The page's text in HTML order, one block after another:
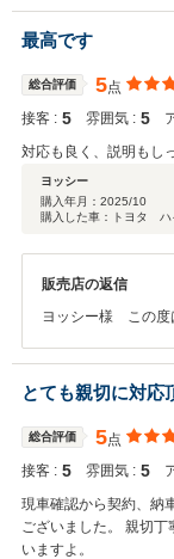
とで何かお困りの
しくお願いいたしま
最高です
総合評価 5点
接客 : 5 雰囲気 : 5
対応も良く、説明もし
ヨッシー
購入年月： 2025/10
購入した車：トヨタ
販売店の返信
ヨッシー様 この度
とで何かお困りの
しくお願いいたしま
とても親切に対応
総合評価 5点
接客 : 5 雰囲気 : 5
現車確認から契約、納
ございました。 親切
いますよ。